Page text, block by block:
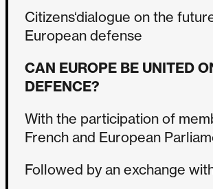
Citizens‘dialogue on the
European defense
CAN EUROPE BE UNITED
DEFENCE?
With the participation of
French and European
Followed by an exchange